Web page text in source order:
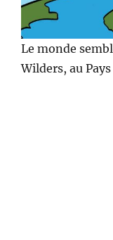
Le monde
Wilders, au